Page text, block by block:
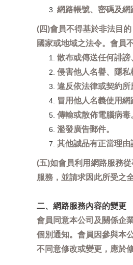
網路帳號、密碼及網
(四)會員不得基於非法目
國家或地域之法令。會員
散布或傳送任何誹謗
侵害他人名譽、隱私
違反依法律或契約所
冒用他人名義使用網
傳輸或散佈電腦病毒
濫發廣告郵件。
其他誠品有正當理由
(五)如會員利用網路服務
服務，並請求因此所受之
二、網路服務內容的變更
會員同意本公司及關係企
個別通知。會員因參與本
不同意修改或變更，應於